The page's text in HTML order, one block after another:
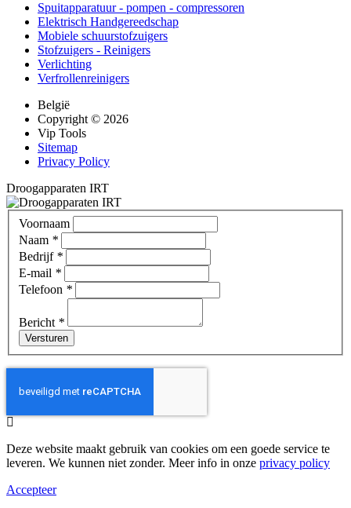
Spuitapparatuur - pompen - compressoren
Elektrisch Handgereedschap
Mobiele schuurstofzuigers
Stofzuigers - Reinigers
Verlichting
Verfrollenreinigers
België
Copyright © 2026
Vip Tools
Sitemap
Privacy Policy
Droogapparaten IRT
Voornaam
Naam *
Bedrijf *
E-mail *
Telefoon *
Bericht *
Deze website maakt gebruik van cookies om een goede service te
leveren. We kunnen niet zonder. Meer info in onze privacy policy
Accepteer